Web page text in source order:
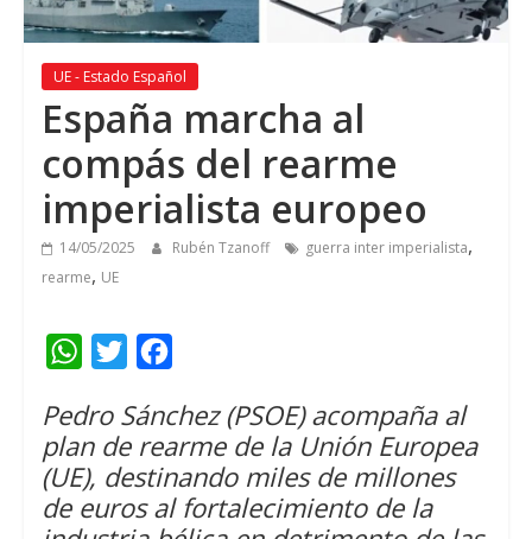
UE - Estado Español
España marcha al
compás del rearme
imperialista europeo
14/05/2025 Rubén Tzanoff guerra inter imperialista,
rearme, UE
W
a
t
s
A
i
t
t
e
c
e
b
o
Pedro Sánchez (PSOE) acompaña al
plan de rearme de la Unión Europea
(UE), destinando miles de millones
de euros al fortalecimiento de la